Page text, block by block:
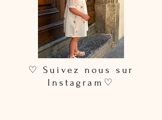
♡ Suivez nous sur
Instagram♡